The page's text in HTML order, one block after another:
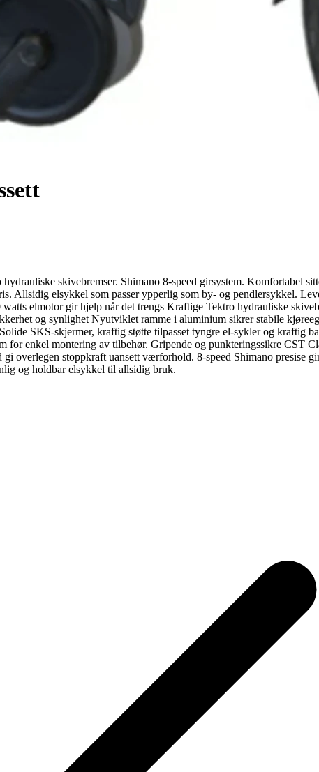
skivebremser. Shimano 8-speed girsystem. Komfortabel
Allsidig elsykkel som passer ypperlig som by- og pendlersykkel.
elmotor gir hjelp når det trengs Kraftige Tektro hydrauliske
og synlighet Nyutviklet ramme i aluminium sikrer stabile
SKS-skjermer, kraftig støtte tilpasset tyngre el-sykler og kraftig
for enkel montering av tilbehør. Gripende og punkteringssikre CST
overlegen stoppkraft uansett værforhold. 8-speed Shimano presise
og holdbar elsykkel til allsidig bruk.